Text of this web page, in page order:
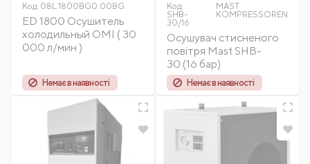
Код: 08L.1800BG0.00BG
ED 1800 Осушитель
холодильный OMI ( 30
000 л/мин )
Немає в наявності
Код:
SHB-
30/16
MAST
KOMPRESSOREN
Осушувач стисненого
повітря Mast SHB-
30 (16 бар)
Немає в наявності